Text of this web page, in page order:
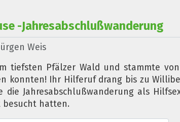
-Jahresabschlußwanderung
Weis
tiefsten Pfälzer Wald und stammte
konnten! Ihr Hilferuf drang bis zu
die Jahresabschlußwanderung als
besucht hatten.